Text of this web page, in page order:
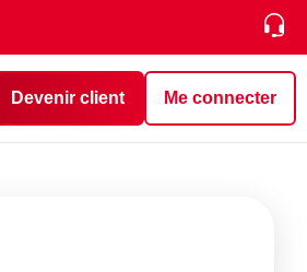
Devenir client Me connecter